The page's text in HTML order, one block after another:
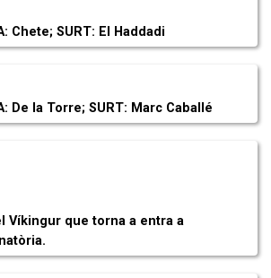
Chete; SURT: El Haddadi
De la Torre; SURT: Marc Caballé
Víkingur que torna a entra a